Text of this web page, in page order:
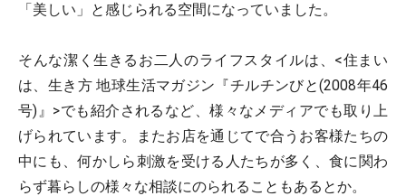
「美しい」と感じられる空間になっていました。
そんな潔く生きるお二人のライフスタイルは、<住まい
は、生き方 地球生活マガジン『チルチンびと(2008年46
号)』>でも紹介されるなど、様々なメディアでも取り上
げられています。またお店を通じてで合うお客様たちの
中にも、何かしら刺激を受ける人たちが多く、食に関わ
らず暮らしの様々な相談にのられることもあるとか。